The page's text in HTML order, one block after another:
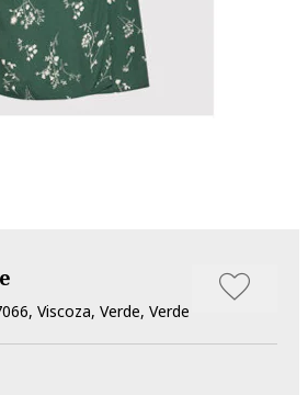
Viscoza, Verde, Verde